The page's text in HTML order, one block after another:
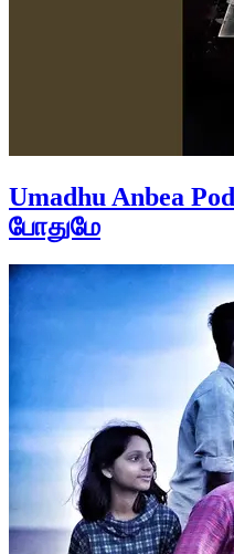
Umadhu Anbea
போதுமே